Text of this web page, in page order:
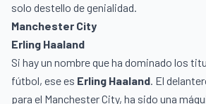
solo destello de genialidad.
Manchester City
Erling Haaland
Si hay un nombre que ha dominado los
fútbol, ese es Erling Haaland. El
para el Manchester City, ha sido una